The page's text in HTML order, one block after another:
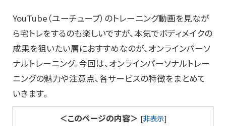
YouTube（ユーチューブ）のトレーニング動画を見なが
ら宅トレをするのも楽しいですが、本気でボディメイクの
成果を狙いたい層におすすめなのが、オンラインパーソ
ナルトレーニング。今回は、オンラインパーソナルトレー
ニングの魅力や注意点、各サービスの特徴をまとめて
いきます。
＜このページの内容＞ [非表示]